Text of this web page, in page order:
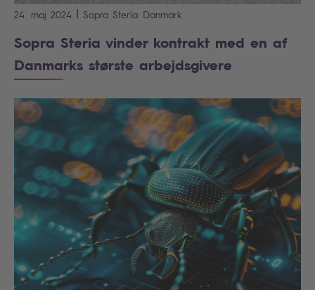
24. maj 2024 | Sopra Steria Danmark
Sopra Steria vinder kontrakt med en af
Danmarks største arbejdsgivere